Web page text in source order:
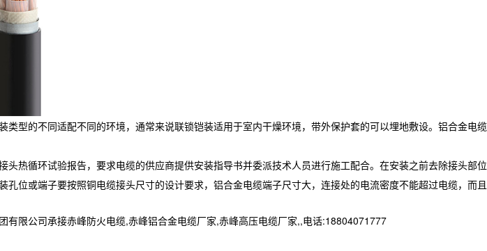
型的不同适配不同的环境，通常来说联锁铠装适用于室内干燥环境，带外保护套的可以埋地敷设。铝合金电缆
热循环试验报告，要求电缆的供应商提供安装指导书并委派技术人员进行施工配合。在安装之前去除接头部位
位或端子要按照铜电缆接头尺寸的设计要求，铝合金电缆端子尺寸大，连接处的电流密度不能超过电缆，而且
限公司承接赤峰防火电缆,赤峰铝合金电缆厂家,赤峰高压电缆厂家,,电话:18804071777